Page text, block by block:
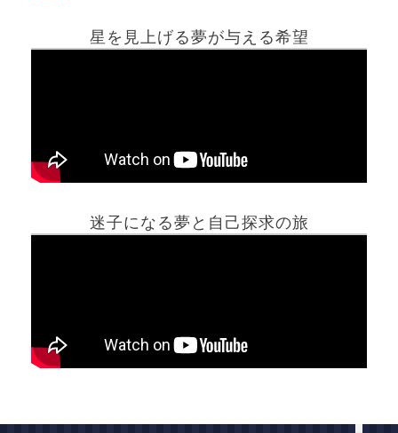
星を見上げる夢が与える希望
迷子になる夢と自己探求の旅
ホーム
最新記事動画